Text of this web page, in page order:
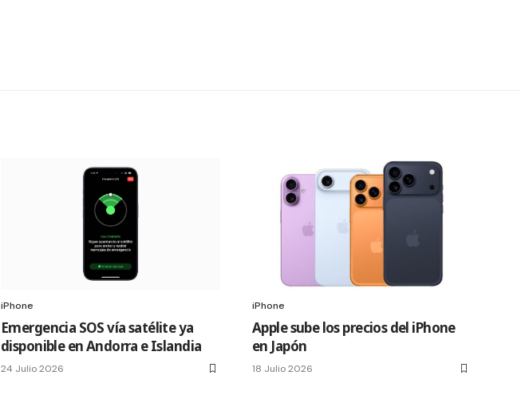
iPhone
Emergencia SOS vía satélite ya
disponible en Andorra e Islandia
24 Julio 2026
iPhone
Apple sube los precios del iPhone
en Japón
18 Julio 2026